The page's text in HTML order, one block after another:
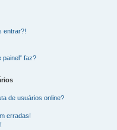
entrar?!
faz?
de usuários online?
erradas!